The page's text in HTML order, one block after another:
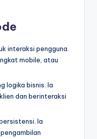
interaksi pengguna.
mobile, atau
logika bisnis. Ia
dan berinteraksi
Ia